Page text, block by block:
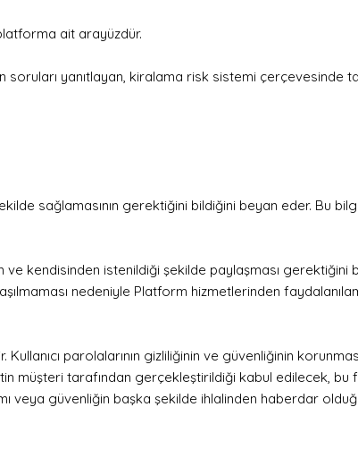
ait arayüzdür.
yanıtlayan, kiralama risk sistemi çerçevesinde
sağlamasının gerektiğini bildiğini beyan eder. Bu
kendisinden istenildiği şekilde paylaşması gerektiğini
nedeniyle Platform hizmetlerinden
parolalarının gizliliğinin ve güvenliğinin
müşteri tarafından gerçekleştirildiği kabul edilecek, bu
veya güvenliğin başka şekilde ihlalinden haberdar